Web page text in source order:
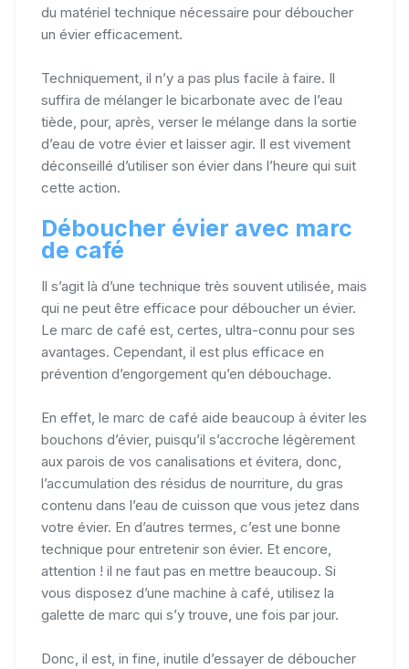
du matériel technique nécessaire pour déboucher
un évier efficacement.
Techniquement, il n’y a pas plus facile à faire. Il
suffira de mélanger le bicarbonate avec de l’eau
tiède, pour, après, verser le mélange dans la sortie
d’eau de votre évier et laisser agir. Il est vivement
déconseillé d’utiliser son évier dans l’heure qui suit
cette action.
Déboucher évier avec marc
de café
Il s’agit là d’une technique très souvent utilisée, mais
qui ne peut être efficace pour déboucher un évier.
Le marc de café est, certes, ultra-connu pour ses
avantages. Cependant, il est plus efficace en
prévention d’engorgement qu’en débouchage.
En effet, le marc de café aide beaucoup à éviter les
bouchons d’évier, puisqu’il s’accroche légèrement
aux parois de vos canalisations et évitera, donc,
l’accumulation des résidus de nourriture, du gras
contenu dans l’eau de cuisson que vous jetez dans
votre évier. En d’autres termes, c’est une bonne
technique pour entretenir son évier. Et encore,
attention ! il ne faut pas en mettre beaucoup. Si
vous disposez d’une machine à café, utilisez la
galette de marc qui s’y trouve, une fois par jour.
Donc, il est, in fine, inutile d’essayer de déboucher